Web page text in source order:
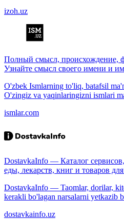
izoh.uz
Полный смысл, происхождение,
Узнайте смысл своего имени и
O'zbek Ismlarning to'liq, batafsil
O'zingiz va yaqinlaringizni ismlari
ismlar.com
DostavkaInfo — Каталог
еды, лекарств, книг и товаров
DostavkaInfo — Taomlar, dorilar,
kerakli bo'lagan narsalarni yetkazib
dostavkainfo.uz